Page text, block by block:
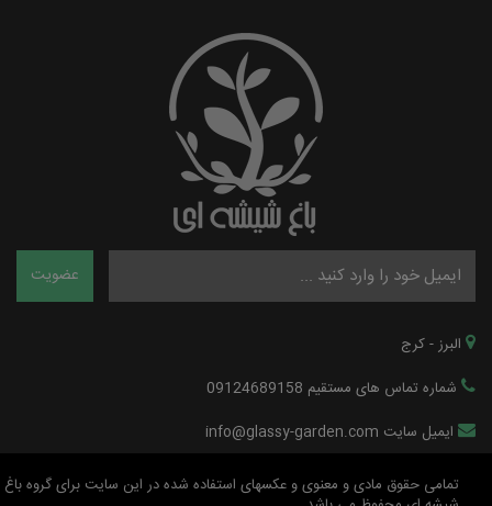
البرز - کرج
شماره تماس های مستقیم 09124689158
ایمیل سایت info@glassy-garden.com
تمامی حقوق مادی و معنوی و عکسهای استفاده شده در این سایت برای گروه باغ